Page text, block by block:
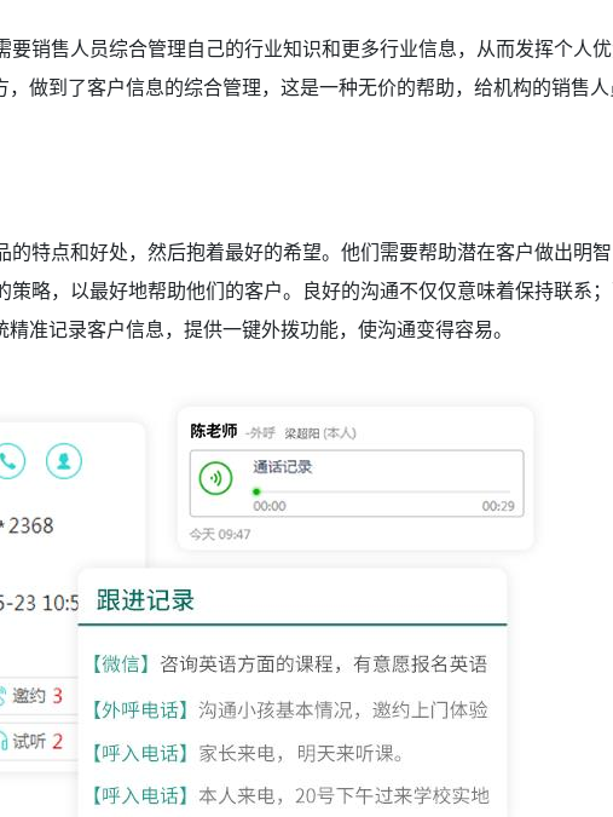
要销售人员综合管理自己的行业知识和更多行业信息，从而发挥个人
做到了客户信息的综合管理，这是一种无价的帮助，给机构的销售
的特点和好处，然后抱着最好的希望。他们需要帮助潜在客户做出明
略，以最好地帮助他们的客户。良好的沟通不仅仅意味着保持联系
准记录客户信息，提供一键外拨功能，使沟通变得容易。